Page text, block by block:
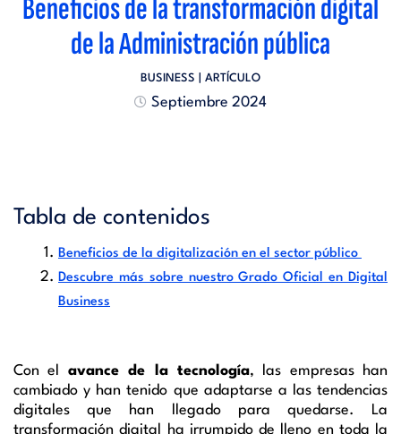
Beneficios de la transformación digital
de la Administración pública
BUSINESS | ARTÍCULO
Septiembre 2024
Tabla de contenidos
Beneficios de la digitalización en el sector público
Descubre más sobre nuestro Grado Oficial en Digital
Business
Con el avance de la tecnología, las empresas han
cambiado y han tenido que adaptarse a las tendencias
digitales que han llegado para quedarse. La
transformación digital ha irrumpido de lleno en toda la